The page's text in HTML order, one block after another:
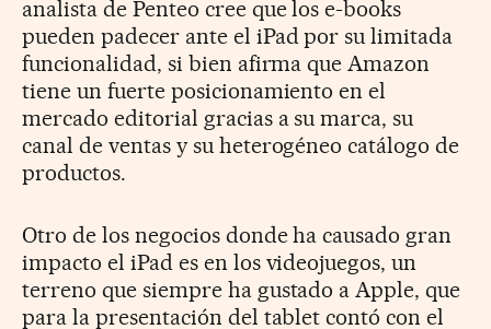
analista de Penteo cree que los e-books
pueden padecer ante el iPad por su limitada
funcionalidad, si bien afirma que Amazon
tiene un fuerte posicionamiento en el
mercado editorial gracias a su marca, su
canal de ventas y su heterogéneo catálogo de
productos.
Otro de los negocios donde ha causado gran
impacto el iPad es en los videojuegos, un
terreno que siempre ha gustado a Apple, que
para la presentación del tablet contó con el